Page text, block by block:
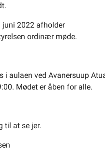
juni 2022 afholder
ordinær møde.
i aulaen ved Avanersuup
Mødet er åben for alle.
til at se jer.